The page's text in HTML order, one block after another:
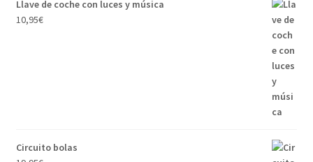
Llave de coche con luces y música
10,95€
Circuito bolas